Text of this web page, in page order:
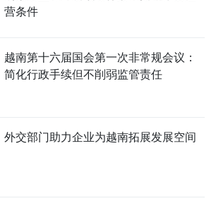
营条件
越南第十六届国会第一次非常规会议：
简化行政手续但不削弱监管责任
外交部门助力企业为越南拓展发展空间